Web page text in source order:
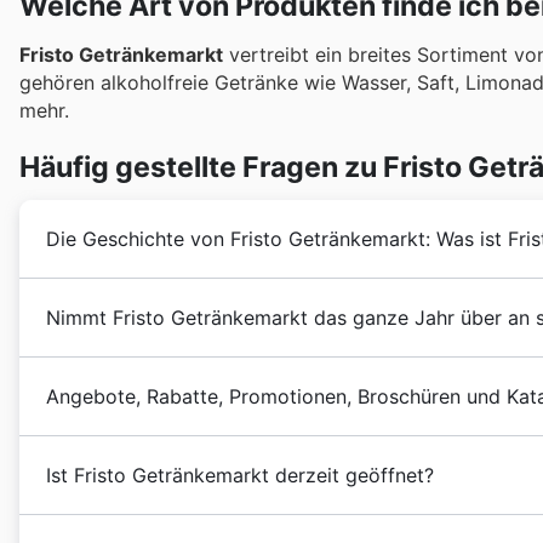
Fristo Getränkemarkt vertreibt ein breites Sortiment
gehören alkoholfreie Getränke wie Wasser, Saft,
mehr.
Häufig gestellte Fragen zu Fristo
Die Geschichte von Fristo Getränkemarkt: Was ist
1970 mit der Eröffnung des erstenFristo
deutschen Bundesländern und im österreichischen
Nimmt Fristo Getränkemarkt das ganze Jahr über an
Rabatte und Angebote. Auf unserer Website können
Broschüren durchstöbern, um keine Schnäppchen
Fristo spezielle Frühlingsangebote ,Sommeraktionen
, sowie bei besonderen
Sie besondere Aktionen. Achten Sie auch auf
Angebote, Rabatte, Promotionen, Broschüren und
Land.
Ist Fristo Getränkemarkt derzeit geöffnet?